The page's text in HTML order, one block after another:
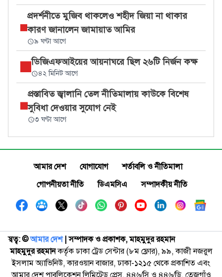
প্রদর্শনীতে মুজিব থাকলেও শহীদ জিয়া না থাকার
কারণ জানালেন জামায়াত আমির
৯ ঘণ্টা আগে
ডিজিএফআইয়ের আয়নাঘরে ছিল ২৬টি নির্জন কক্ষ
৪২ মিনিট আগে
প্রস্তাবিত জ্বালানি তেল নীতিমালায় কাউকে বিশেষ
সুবিধা দেওয়ার সুযোগ নেই
৩ ঘণ্টা আগে
আমার দেশ যোগাযোগ
শর্তাবলি ও নীতিমালা
গোপনীয়তা নীতি
ডিএমসিএ সম্পাদকীয় নীতি
স্বত্ব: ©️আমার দেশ| সম্পাদক ও প্রকাশক, মাহমুদুর রহমান
মাহমুদুর রহমানকর্তৃক ঢাকা ট্রেড সেন্টার (৮ম ফ্লোর), ৯৯, কাজী নজরুল
ইসলাম অ্যাভিনিউ, কারওয়ান বাজার, ঢাকা-১২১৫ থেকে প্রকাশিত এবং
আমার দেশ পাবলিকেশন লিমিটেড প্রেস, ৪৪৬/সি ও ৪৪৬/ডি, তেজগাঁও